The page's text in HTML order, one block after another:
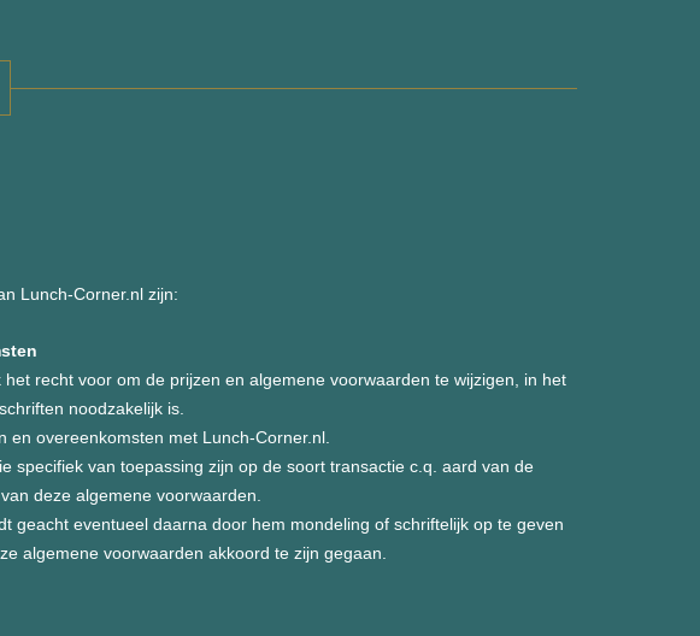
Lunch-Corner.nl zijn:
recht voor om de prijzen en algemene voorwaarden te wijzigen, in het
noodzakelijk is.
overeenkomsten met Lunch-Corner.nl.
specifiek van toepassing zijn op de soort transactie c.q. aard van de
deze algemene voorwaarden.
geacht eventueel daarna door hem mondeling of schriftelijk op te geven
algemene voorwaarden akkoord te zijn gegaan.